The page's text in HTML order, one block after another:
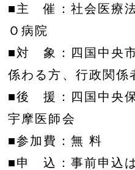
■主 催：社会医療
Ｏ病院
■対 象：四国中央
係わる方、行政関係
■後 援：四国中央保
宇摩医師会
■参加費：無 料
■申 込：事前申込